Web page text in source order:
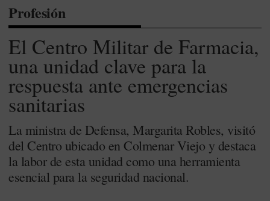
Profesión
El Centro Militar de Farmacia,
una unidad clave para la
respuesta ante emergencias
sanitarias
La ministra de Defensa, Margarita Robles, visitó
del Centro ubicado en Colmenar Viejo y destaca
la labor de esta unidad como una herramienta
esencial para la seguridad nacional.